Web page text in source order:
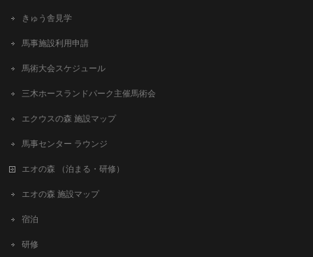
きゅう舎見学
馬事施設利用申請
馬術大会スケジュール
三木ホースランドパーク主催馬術会
エクウスの森 施設マップ
馬事センター ラウンジ
エオの森 （泊まる・研修）
エオの森 施設マップ
宿泊
研修